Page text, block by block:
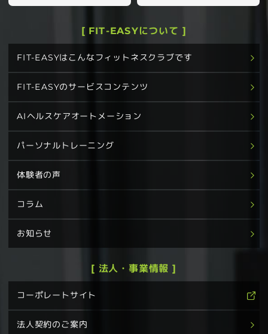
[ FIT-EASYについて ]
FIT-EASYはこんなフィットネスクラブです
FIT-EASYのサービスコンテンツ
AIヘルスケアオートメーション
パーソナルトレーニング
体験者の声
コラム
お知らせ
[ 法人・事業情報 ]
コーポレートサイト
法人契約のご案内